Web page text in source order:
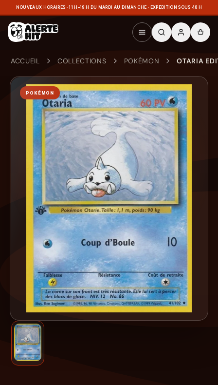
NOUVEAUX HORAIRES · 11 H–19 H DU MARDI AU DIMANCHE · EXPÉDITION SOUS 48 H
ACCUEIL COLLECTIONS POKÉMON OTARIA
POKÉMON